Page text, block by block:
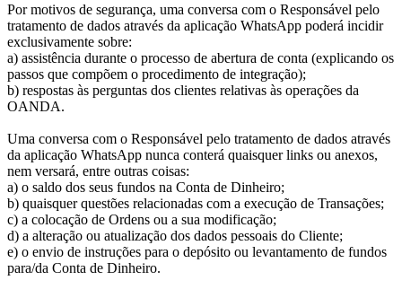
Por motivos de segurança, uma conversa com o Responsável pelo
tratamento de dados através da aplicação WhatsApp poderá incidir
exclusivamente sobre:
a) assistência durante o processo de abertura de conta (explicando os
passos que compõem o procedimento de integração);
b) respostas às perguntas dos clientes relativas às operações da
OANDA.
Uma conversa com o Responsável pelo tratamento de dados através
da aplicação WhatsApp nunca conterá quaisquer links ou anexos,
nem versará, entre outras coisas:
a) o saldo dos seus fundos na Conta de Dinheiro;
b) quaisquer questões relacionadas com a execução de Transações;
c) a colocação de Ordens ou a sua modificação;
d) a alteração ou atualização dos dados pessoais do Cliente;
e) o envio de instruções para o depósito ou levantamento de fundos
para/da Conta de Dinheiro.